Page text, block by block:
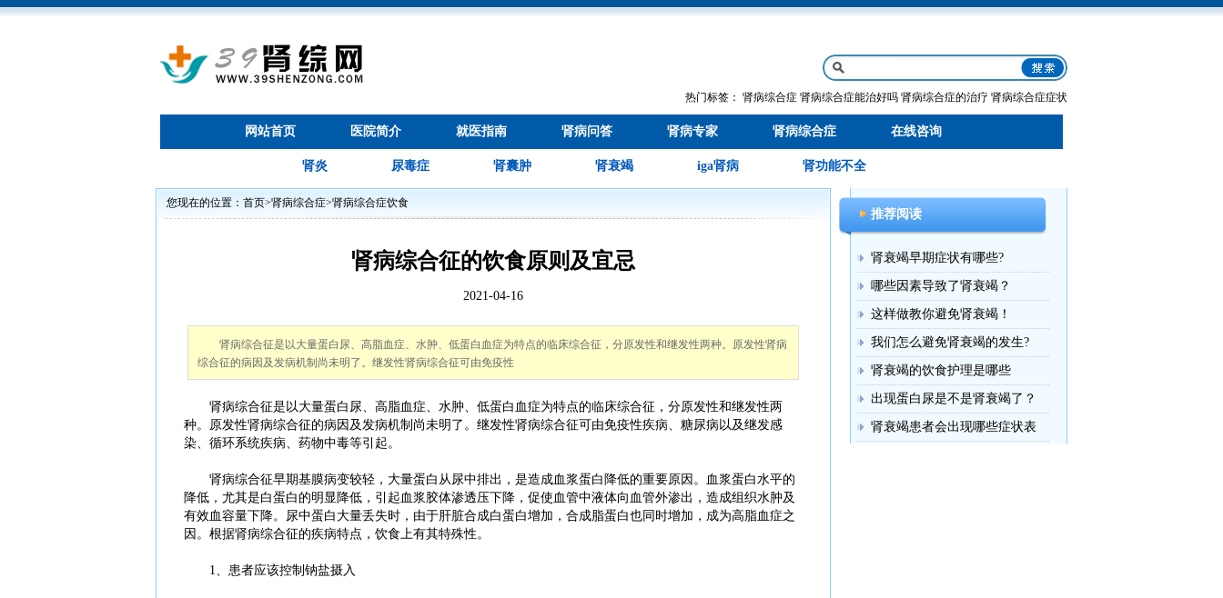
热门标签： 肾病综合症 肾病综合症能治好吗 肾病综合症的治疗 肾病综合症症状
网站首页 医院简介 就医指南 肾病问答 肾病专家 肾病综合症 在线咨询
肾炎 尿毒症 肾囊肿 肾衰竭 iga肾病 肾功能不全
您现在的位置： 首页>肾病综合症>肾病综合症饮食
肾病综合征的饮食原则及宜忌
2021-04-16
肾病综合征是以大量蛋白尿、高脂血症、水肿、低蛋白血症为特点的临床综合征，分原发性和继发性两种。原发性肾病
综合征的病因及发病机制尚未明了。继发性肾病综合征可由免疫性
肾病综合征是以大量蛋白尿、高脂血症、水肿、低蛋白血症为特点的临床综合征，分原发性和继发性两
种。原发性肾病综合征的病因及发病机制尚未明了。继发性肾病综合征可由免疫性疾病、糖尿病以及继发感
染、循环系统疾病、药物中毒等引起。
肾病综合征早期基膜病变较轻，大量蛋白从尿中排出，是造成血浆蛋白降低的重要原因。血浆蛋白水平的
降低，尤其是白蛋白的明显降低，引起血浆胶体渗透压下降，促使血管中液体向血管外渗出，造成组织水肿及
有效血容量下降。尿中蛋白大量丢失时，由于肝脏合成白蛋白增加，合成脂蛋白也同时增加，成为高脂血症之
因。根据肾病综合征的疾病特点，饮食上有其特殊性。
1、患者应该控制钠盐摄入
推荐阅读
肾衰竭早期症状有哪些?
哪些因素导致了肾衰竭？
这样做教你避免肾衰竭！
我们怎么避免肾衰竭的发生?
肾衰竭的饮食护理是哪些
出现蛋白尿是不是肾衰竭了？
肾衰竭患者会出现哪些症状表